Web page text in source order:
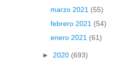
marzo 2021 (55)
febrero 2021 (54)
enero 2021 (61)
► 2020 (693)